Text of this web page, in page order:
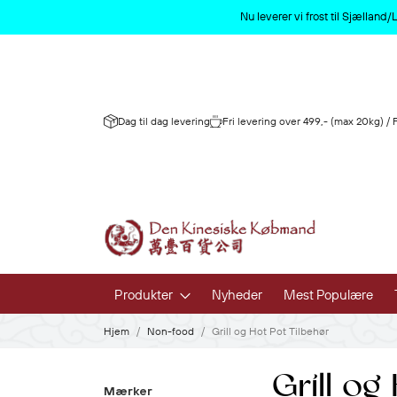
Nu leverer vi frost til Sjælland/
Dag til dag levering Fri levering over 499,- (max 20kg)
Produkter
Frisk Frugt
Nyheder Mest Populære
Hjem Non-food Grill og Hot Pot Tilbehør
Mærker
Grill og